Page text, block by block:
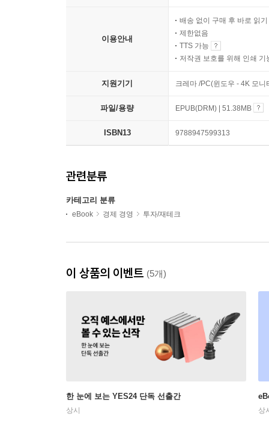
이용안내
배송 없이 구매 후 바로 읽기
제한없음
TTS 가능
저작권 보호를 위해 인쇄 기
지원기기 크레마 /PC(윈도우 - 4K 모
파일/용량 EPUB(DRM) | 51.38MB
ISBN13 9788947599313
관련분류
카테고리 분류
eBook 경제 경영 투자/재테크
이 상품의 이벤트 (5개)
한 눈에 보는 YES24 단독 선출간
상시 상